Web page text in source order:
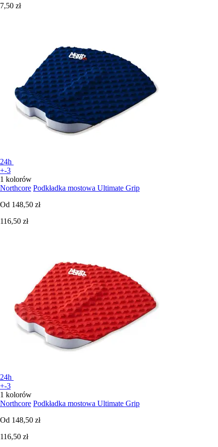
7,50 zł
24h
+-3
1 kolorów
Northcore Podkładka mostowa Ultimate Grip
Od 148,50 zł
116,50 zł
24h
+-3
1 kolorów
Northcore Podkładka mostowa Ultimate Grip
Od 148,50 zł
116,50 zł